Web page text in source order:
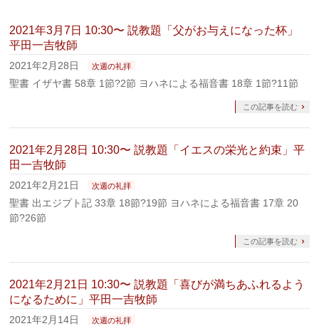
2021年3月7日 10:30〜 説教題「父がお与えになった杯」
平田一吉牧師
2021年2月28日 次週の礼拝
聖書 イザヤ書 58章 1節?2節 ヨハネによる福音書 18章 1節?11節
この記事を読む
2021年2月28日 10:30〜 説教題「イエスの栄光と約束」平
田一吉牧師
2021年2月21日 次週の礼拝
聖書 出エジプト記 33章 18節?19節 ヨハネによる福音書 17章 20
節?26節
この記事を読む
2021年2月21日 10:30〜 説教題「喜びが満ちあふれるよう
になるために」平田一吉牧師
2021年2月14日 次週の礼拝